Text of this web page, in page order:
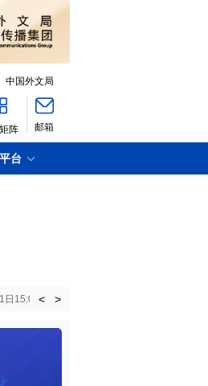
中国外文局
阵 邮箱
台
日15:00 国新办就加快推动“十五五”时期退役
< >